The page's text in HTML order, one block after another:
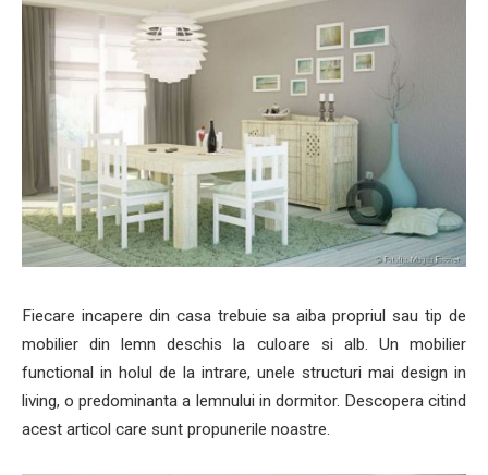
Fiecare incapere din casa trebuie sa aiba propriul sau tip de
mobilier din lemn deschis la culoare si alb. Un mobilier
functional in holul de la intrare, unele structuri mai design in
living, o predominanta a lemnului in dormitor. Descopera citind
acest articol care sunt propunerile noastre.